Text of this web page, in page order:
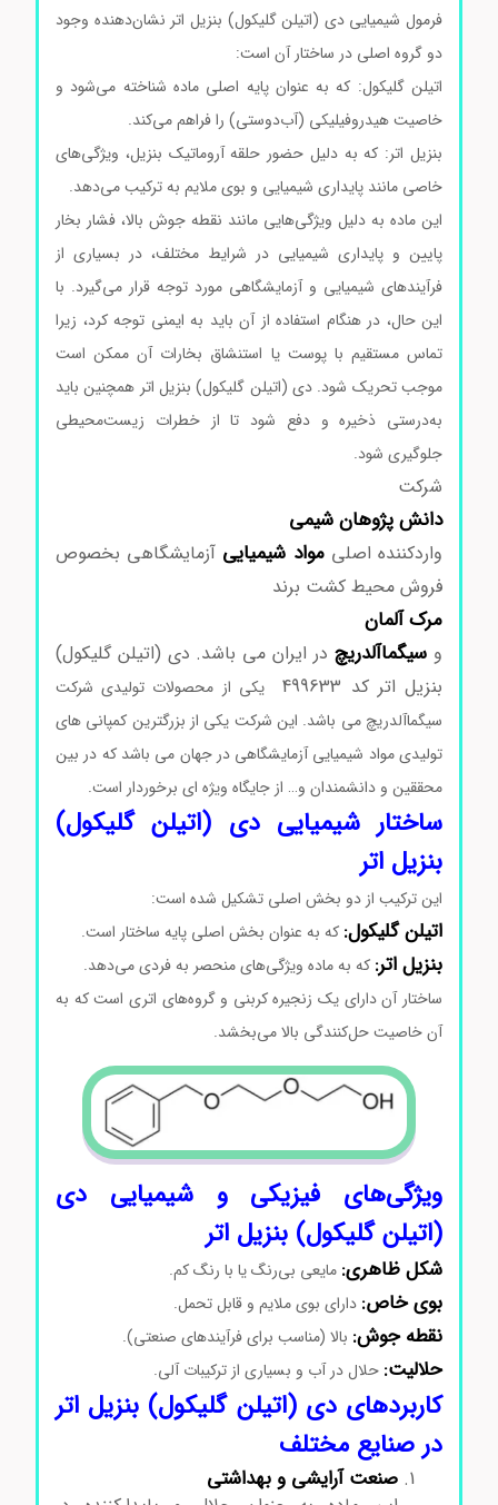
فرمول شیمیایی دی (اتیلن گلیکول) بنزیل اتر نشان‌دهنده وجود
دو گروه اصلی در ساختار آن است:
اتیلن گلیکول: که به عنوان پایه اصلی ماده شناخته می‌شود و
خاصیت هیدروفیلیکی (آب‌دوستی) را فراهم می‌کند.
بنزیل اتر: که به دلیل حضور حلقه آروماتیک بنزیل، ویژگی‌های
خاصی مانند پایداری شیمیایی و بوی ملایم به ترکیب می‌دهد.
این ماده به دلیل ویژگی‌هایی مانند نقطه جوش بالا، فشار بخار
پایین و پایداری شیمیایی در شرایط مختلف، در بسیاری از
فرآیندهای شیمیایی و آزمایشگاهی مورد توجه قرار می‌گیرد. با
این حال، در هنگام استفاده از آن باید به ایمنی توجه کرد، زیرا
تماس مستقیم با پوست یا استنشاق بخارات آن ممکن است
موجب تحریک شود. دی (اتیلن گلیکول) بنزیل اتر همچنین باید
به‌درستی ذخیره و دفع شود تا از خطرات زیست‌محیطی
جلوگیری شود.
شرکت
دانش پژوهان شیمی
واردکننده اصلیمواد شیمیاییآزمایشگاهی بخصوص
فروش محیط کشت برند
مرکآلمان
سیگماآلدریچدر ایران می باشد. دی (اتیلن گلیکول)
بنزیل اتر کد 499633
یکی از محصولات تولیدی شرکت
سیگماآلدریچ می باشد. این شرکت یکی از بزرگترین کمپانی های
تولیدی مواد شیمیایی آزمایشگاهی در جهان می باشد که در بین
محققین و دانشمندان و… از جایگاه ویژه ای برخوردار است.
ساختار شیمیایی دی (اتیلن گلیکول)
بنزیل اتر
این ترکیب از دو بخش اصلی تشکیل شده است:
اتیلن گلیکول:که به عنوان بخش اصلی پایه ساختار است.
بنزیل اتر: که به ماده ویژگی‌های منحصر به فردی می‌دهد.
ساختار آن دارای یک زنجیره کربنی و گروه‌های اتری است که به
آن خاصیت حل‌کنندگی بالا می‌بخشد.
ویژگی‌های فیزیکی و شیمیایی دی
(اتیلن گلیکول) بنزیل اتر
شکل ظاهری:مایعی بی‌رنگ یا با رنگ کم.
بوی خاص:دارای بوی ملایم و قابل تحمل.
نقطه جوش:بالا (مناسب برای فرآیندهای صنعتی).
حلالیت:حلال در آب و بسیاری از ترکیبات آلی.
کاربردهای دی (اتیلن گلیکول) بنزیل اتر
در صنایع مختلف
صنعت آرایشی و بهداشتی